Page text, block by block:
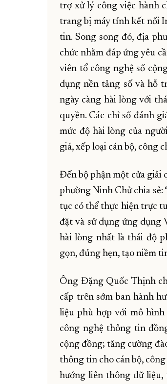
trợ xử lý công việc hành
trang bị máy tính kết nối
tin. Song song đó, địa
chức nhằm đáp ứng yêu
viên tổ công nghệ số
dụng nền tảng số và hỗ
ngày càng hài lòng với
quyền. Các chỉ số đánh
mức độ hài lòng của
giá, xếp loại cán bộ, công
Đến bộ phận một cửa giải
phường Ninh Chử chia sẻ:
tục có thể thực hiện trực
đặt và sử dụng ứng
hài lòng nhất là thái độ
gọn, đúng hẹn, tạo niềm
Ông Đặng Quốc Thịnh
cấp trên sớm ban hành
liệu phù hợp với mô
công nghệ thông tin
cộng đồng; tăng cường
thông tin cho cán bộ,
hướng liên thông dữ liệu,